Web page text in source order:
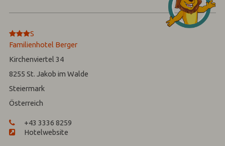
***
S
Familienhotel Berger
Kirchenviertel 34
8255 St. Jakob im Walde
Steiermark
Österreich
+43 3336 8259
Hotelwebsite